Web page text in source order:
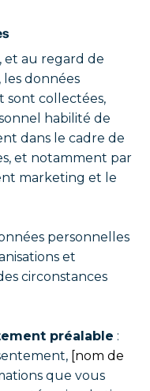
, et au regard de
données
sont collectées,
habilité de
dans le cadre de
et notamment par
marketing et le
personnelles
et
circonstances
préalable :
[nom de
que vous